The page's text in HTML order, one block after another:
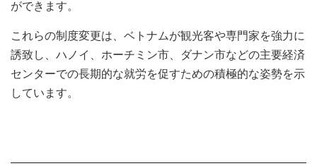
ができます。
これらの制度変更は、ベトナムが観光客や専門家を強力に
誘致し、ハノイ、ホーチミン市、ダナン市などの主要経済
センターでの長期的な就労を促すための積極的な姿勢を示
しています。